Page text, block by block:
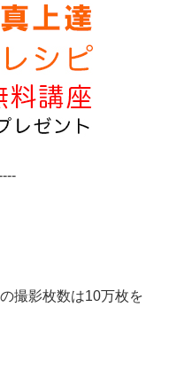
撮影枚数は10万枚を